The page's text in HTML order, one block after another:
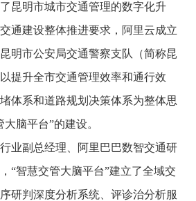
昆明市城市交通管理的数字化升
通建设整体推进要求，阿里云成立
明市公安局交通警察支队（简称昆
提升全市交通管理效率和通行效
体系和道路规划决策体系为整体思
脑平台”的建设。
副总经理、阿里巴巴数智交通研
“智慧交管大脑平台”建立了全域交
研判深度分析系统、评诊治分析服